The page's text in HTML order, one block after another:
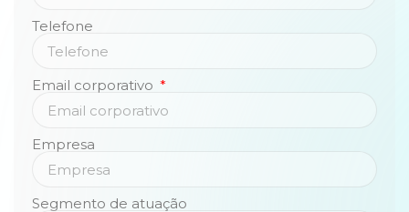
Telefone
Email corporativo
Empresa
Segmento de atuação